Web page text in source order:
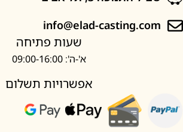
info@elad-
שעות פתיחה
אפשרויות תשלום